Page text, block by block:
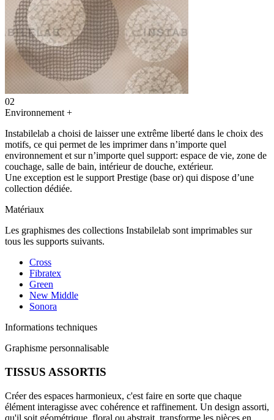
02
Environnement +
Instabilelab a choisi de laisser une extrême liberté dans le choix des
motifs, ce qui permet de les imprimer dans n’importe quel
environnement et sur n’importe quel support: espace de vie, zone de
couchage, salle de bain, intérieur de douche, extérieur.
Une exception est le support Prestige (base or) qui dispose d’une
collection dédiée.
Matériaux
Les graphismes des collections Instabilelab sont imprimables sur
tous les supports suivants.
Cross
Fibratex
Green
New Middle
Sonora
Informations techniques
Graphisme personnalisable
TISSUS ASSORTIS
Créer des espaces harmonieux, c'est faire en sorte que chaque
élément interagisse avec cohérence et raffinement. Un design assorti,
qu'il soit géométrique, floral ou abstrait, transforme les pièces en